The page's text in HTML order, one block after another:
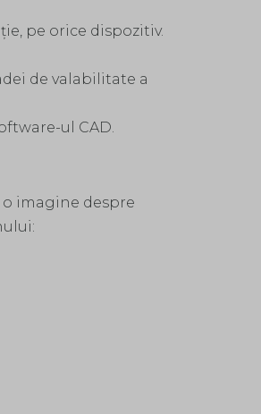
pe orice dispozitiv.
de valabilitate a
ul CAD.
imagine despre